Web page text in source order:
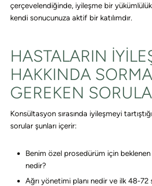
çerçevelendiğinde, iyileşme bir
kendi sonucunuza aktif bir katılımdır.
HASTALARIN
HAKKINDA
GEREKEN
Konsültasyon sırasında iyileşmeyi
sorular şunları içerir:
Benim özel prosedürüm için
nedir?
Ağrı yönetimi planı nedir ve ilk 48-72